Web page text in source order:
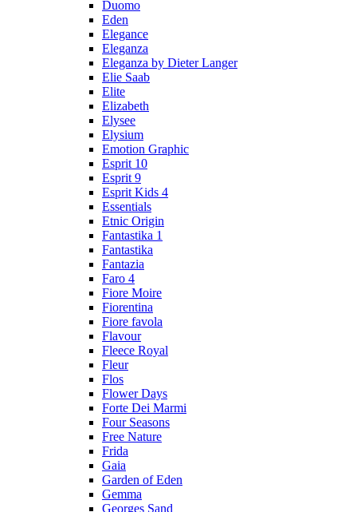
Duomo
Eden
Elegance
Eleganza
Eleganza by Dieter Langer
Elie Saab
Elite
Elizabeth
Elysee
Elysium
Emotion Graphic
Esprit 10
Esprit 9
Esprit Kids 4
Essentials
Etnic Origin
Fantastika 1
Fantastika
Fantazia
Faro 4
Fiore Moire
Fiorentina
Fiore favola
Flavour
Fleece Royal
Fleur
Flos
Flower Days
Forte Dei Marmi
Four Seasons
Free Nature
Frida
Gaia
Garden of Eden
Gemma
Georges Sand